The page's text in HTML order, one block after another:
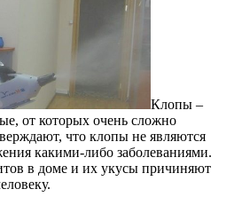
Клопы –
от которых очень сложно
что клопы не являются
какими-либо заболеваниями.
в доме и их укусы причиняют